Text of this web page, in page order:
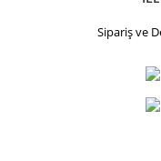
Sipariş ve